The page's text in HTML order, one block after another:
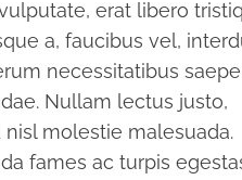
erat libero
a, faucibus vel,
necessitatibus saepe
Nullam lectus justo,
molestie malesuada.
fames ac turpis